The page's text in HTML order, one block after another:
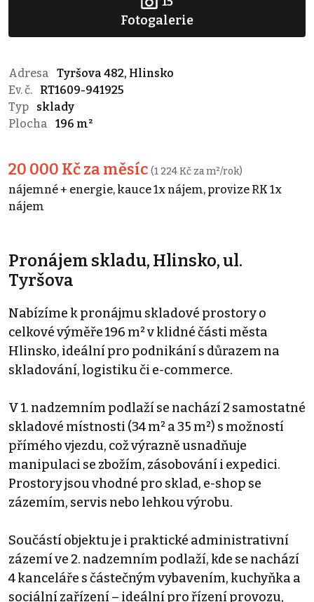
Fotogalerie
Adresa
Tyršova 482, Hlinsko
Ev. č.
RT1609-941925
Typ
sklady
Plocha
196 m²
20 000 Kč za měsíc (1 224 Kč za m²/rok)
nájemné + energie, kauce 1x nájem, provize RK 1x
nájem
Pronájem skladu, Hlinsko, ul.
Tyršova
Nabízíme k pronájmu skladové prostory o
celkové výměře 196 m² v klidné části města
Hlinsko, ideální pro podnikání s důrazem na
skladování, logistiku či e-commerce.
V 1. nadzemním podlaží se nachází 2 samostatné
skladové místnosti (34 m² a 35 m²) s možností
přímého vjezdu, což výrazně usnadňuje
manipulaci se zbožím, zásobování i expedici.
Prostory jsou vhodné pro sklad, e-shop se
zázemím, servis nebo lehkou výrobu.
Součástí objektu je i praktické administrativní
zázemí ve 2. nadzemním podlaží, kde se nachází
4 kanceláře s částečným vybavením, kuchyňka a
sociální zařízení – ideální pro řízení provozu,